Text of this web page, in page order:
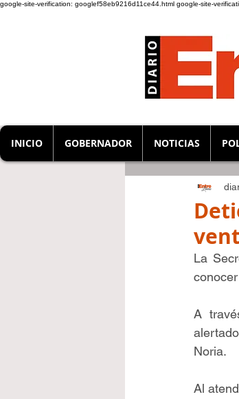
google-site-verification: googlef58eb9216d11ce44.html google-site-
INICIO GOBERNADOR NOTICIAS
La
A
Noria.
Al